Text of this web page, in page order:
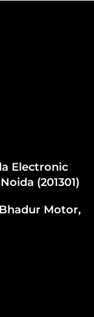
Electronic
(201301)
Motor,